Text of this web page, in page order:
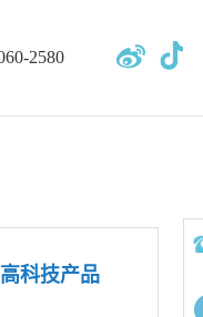
2580
中心
科技产品